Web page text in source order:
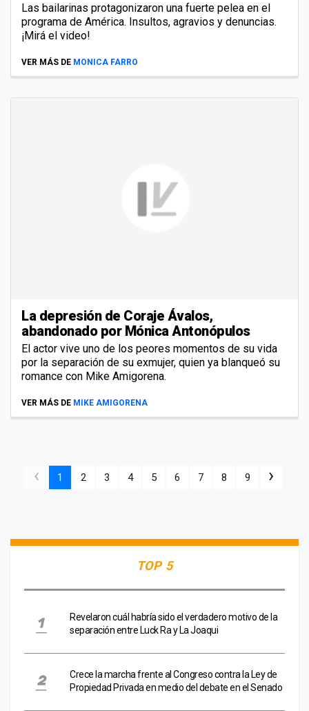
Las bailarinas protagonizaron una fuerte pelea en el
programa de América. Insultos, agravios y denuncias.
¡Mirá el video!
VER MÁS DE MONICA FARRO
La depresión de Coraje Ávalos,
abandonado por Mónica Antonópulos
El actor vive uno de los peores momentos de su vida
por la separación de su exmujer, quien ya blanqueó su
romance con Mike Amigorena.
VER MÁS DE MIKE AMIGORENA
‹ 1 2 3 4 5 6 7 8 9 ›
TOP 5
Revelaron cuál habría sido el verdadero motivo de la
separación entre Luck Ra y La Joaqui
Crece la marcha frente al Congreso contra la Ley de
Propiedad Privada en medio del debate en el Senado